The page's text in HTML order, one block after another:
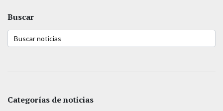
Buscar
Categorías de noticias